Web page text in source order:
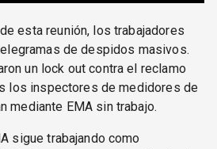
esta reunión, los trabajadores
de despidos masivos.
un lock out contra el reclamo
los inspectores de medidores de
mediante EMA sin trabajo.
sigue trabajando como